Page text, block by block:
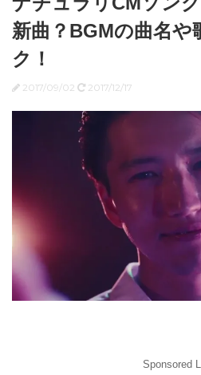
新曲？BGMの曲名や
ク！
2017/09/02 2017/12/17
Sponsored